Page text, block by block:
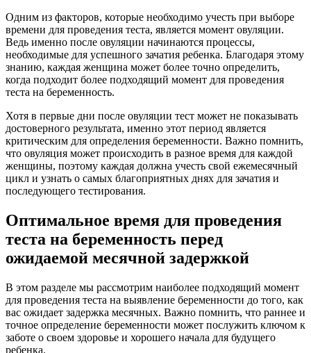
Одним из факторов, которые необходимо учесть при выборе
времени для проведения теста, является момент овуляции.
Ведь именно после овуляции начинаются процессы,
необходимые для успешного зачатия ребенка. Благодаря этому
знанию, каждая женщина может более точно определить,
когда подходит более подходящий момент для проведения
теста на беременность.
Хотя в первые дни после овуляции тест может не показывать
достоверного результата, именно этот период является
критическим для определения беременности. Важно помнить,
что овуляция может происходить в разное время для каждой
женщины, поэтому каждая должна учесть свой ежемесячный
цикл и узнать о самых благоприятных днях для зачатия и
последующего тестирования.
Оптимальное время для проведения
теста на беременность перед
ожидаемой месячной задержкой
В этом разделе мы рассмотрим наиболее подходящий момент
для проведения теста на выявление беременности до того, как
вас ожидает задержка месячных. Важно помнить, что раннее и
точное определение беременности может послужить ключом к
заботе о своем здоровье и хорошего начала для будущего
ребенка.